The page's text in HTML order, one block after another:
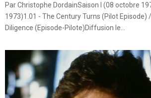
Par Christophe DordainSaison I (08 octobre
1973)1.01 - The Century Turns (Pilot Episode)
Diligence (Episode-Pilote)Diffusion le...